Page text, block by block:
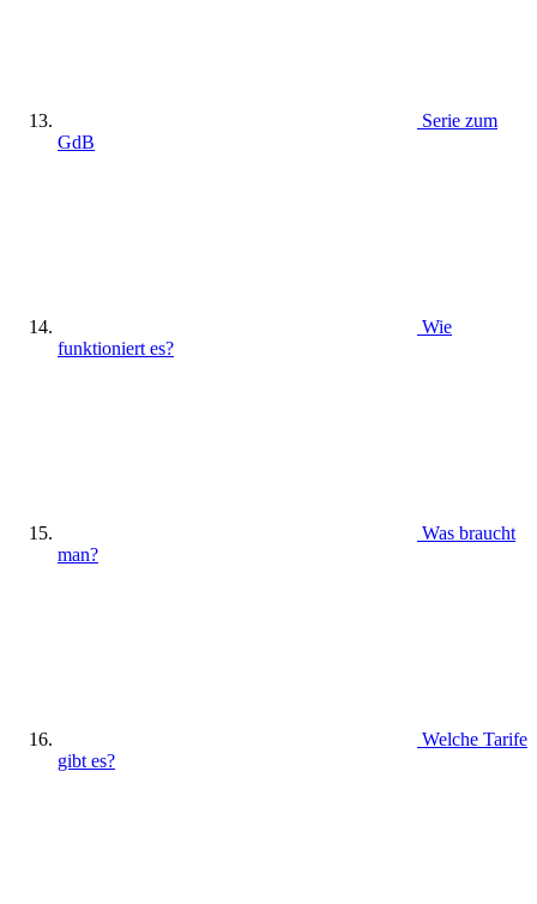
Serie zum
GdB
Wie
funktioniert es?
Was braucht
man?
Welche Tarife
gibt es?